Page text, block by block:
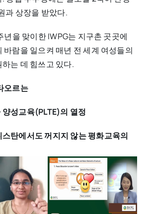
과 상장을 받았다.
년을 맞이한 IWPG는 지구촌 곳곳에
바람을 일으켜 매년 전 세계 여성들의
는 데 힘쓰고 있다.
오르는
성교육(PLTE)의 열정
탄에서도 꺼지지 않는 평화교육의